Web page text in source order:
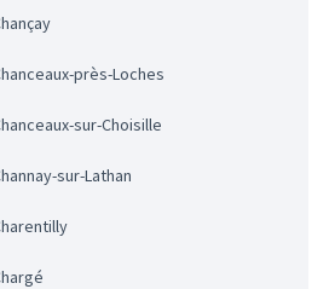
Chançay
Chanceaux-près-Loches
Chanceaux-sur-Choisille
Channay-sur-Lathan
Charentilly
Chargé